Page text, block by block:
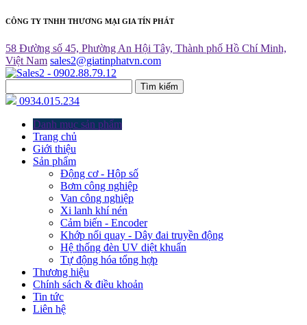
CÔNG TY TNHH THƯƠNG MẠI GIA TÍN PHÁT
58 Đường số 45, Phường An Hội Tây, Thành phố Hồ Chí Minh,
Việt Nam sales2@giatinphatvn.com
Tìm kiếm
0934.015.234
Danh mục sản phẩm
Trang chủ
Giới thiệu
Sản phẩm
Động cơ - Hộp số
Bơm công nghiệp
Van công nghiệp
Xi lanh khí nén
Cảm biến - Encoder
Khớp nối quay - Dây đai truyền động
Hệ thống đèn UV diệt khuẩn
Tự động hóa tổng hợp
Thương hiệu
Chính sách & điều khoản
Tin tức
Liên hệ